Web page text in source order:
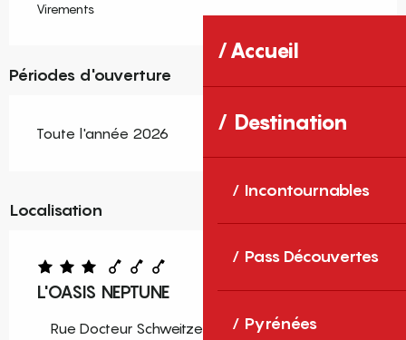
Accueil
Destination
Incontournables
Pass Découvertes
Pyrénées
Virements
Périodes d'ouverture
Toute l'année 2026
Localisation
L'OASIS NEPTUNE
Rue Docteur Schweitzer, 66750 Saint-Cyprien